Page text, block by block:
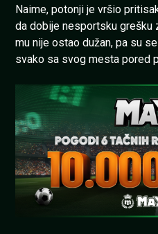
Naime, potonji je vršio
da dobije nesportsku grešku
mu nije ostao dužan, pa su
svako sa svog mesta pored